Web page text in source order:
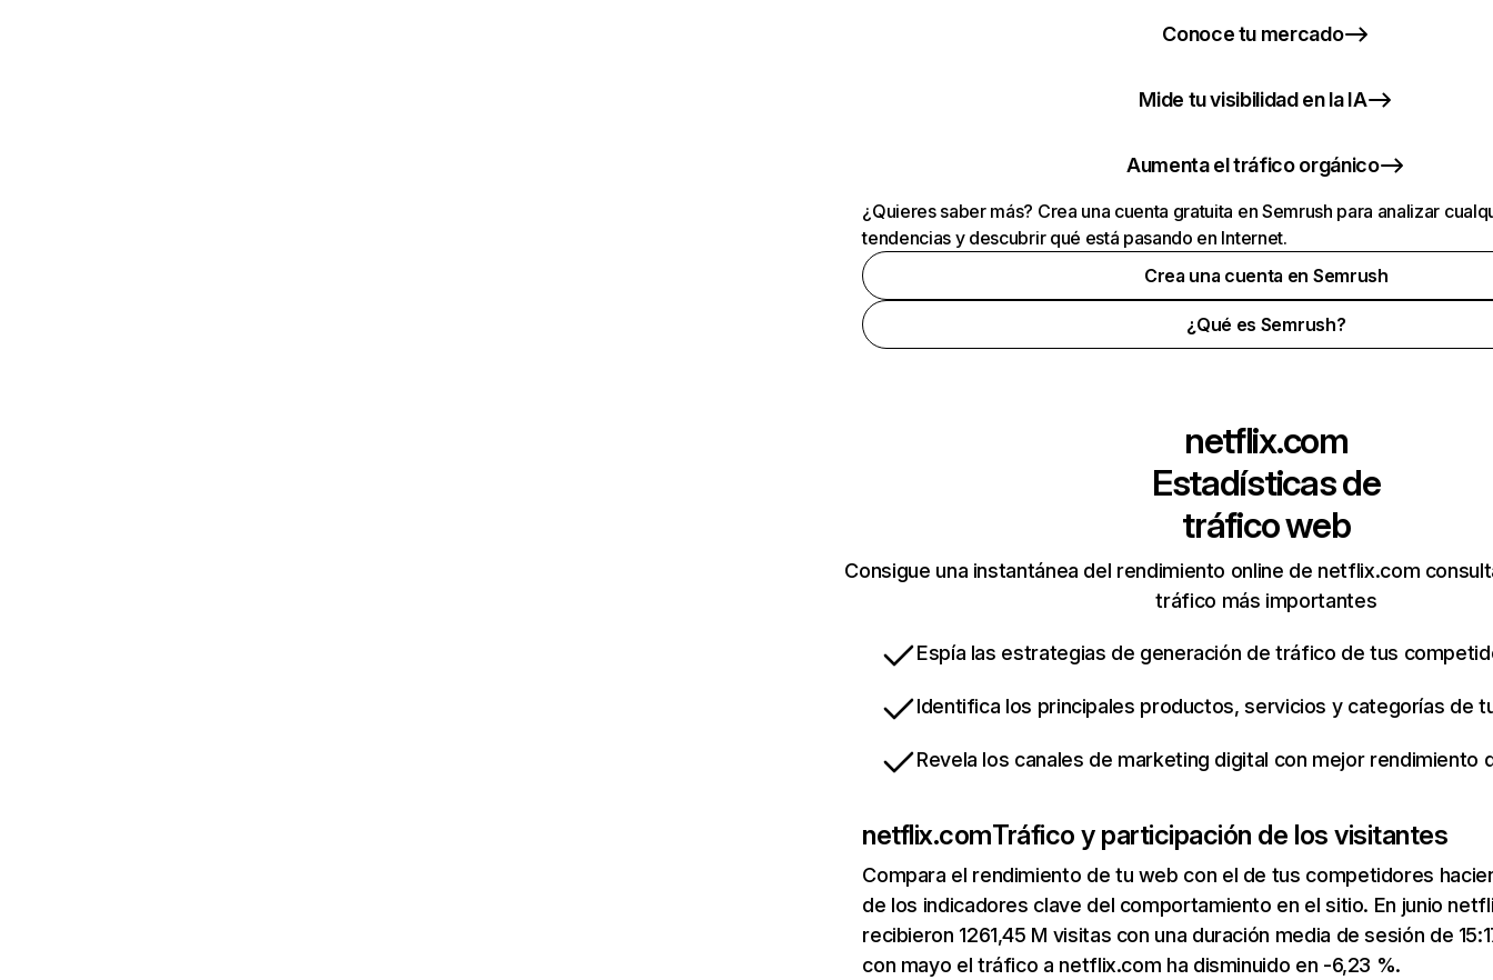
Conoce tu mercado
Mide tu visibilidad en la IA
Aumenta el tráfico orgánico
¿Quieres saber más? Crea una cuenta gratuita en Semrush para analizar
tendencias y descubrir qué está pasando en Internet.
Crea una cuenta en Semrush
¿Qué es Semrush?
netflix.com
Estadísticas de
tráfico web
Consigue una instantánea del rendimiento online de netflix.com
tráfico más importantes
Espía las estrategias de generación de tráfico de tus
Identifica los principales productos, servicios y categorías de
Revela los canales de marketing digital con mejor rendimiento
netflix.comTráfico y participación de los visitantes
Compara el rendimiento de tu web con el de tus competidores
de los indicadores clave del comportamiento en el sitio. En junio
recibieron 1261,45 M visitas con una duración media de sesión de
con mayo el tráfico a netflix.com ha disminuido en -6,23 %.